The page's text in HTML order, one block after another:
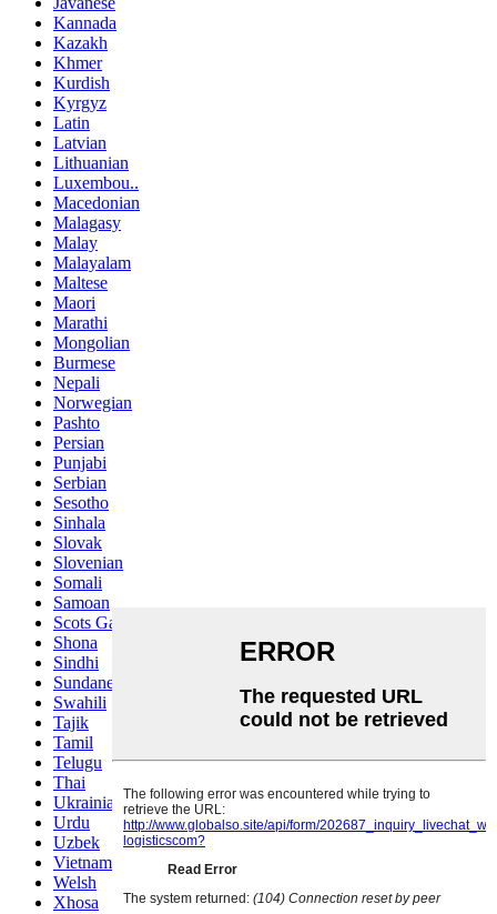
Kannada
Kazakh
Khmer
Kurdish
Kyrgyz
Latin
Latvian
Lithuanian
Luxembou..
Macedonian
Malagasy
Malay
Malayalam
Maltese
Maori
Marathi
Mongolian
Burmese
Nepali
Norwegian
Pashto
Persian
Punjabi
Serbian
Sesotho
Sinhala
Slovak
Slovenian
Somali
Samoan
Scots Gaelic
Shona
Sindhi
Sundanese
Swahili
Tajik
Tamil
Telugu
Thai
Ukrainian
Urdu
Uzbek
Vietnamese
Welsh
Xhosa